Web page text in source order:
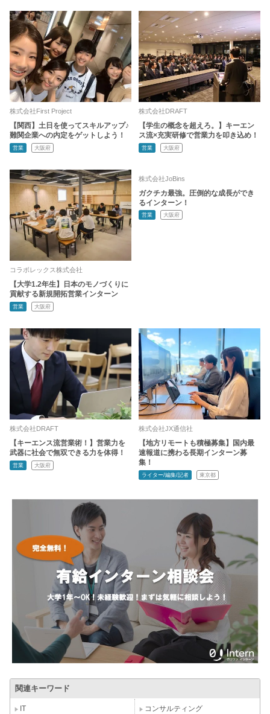
株式会社First Project
【関西】土日を使ってスキルアップ♪
難関企業への内定をゲットしよう！
営業 大阪府
株式会社DRAFT
【学生の概念を超えろ。】キーエン
ス流×充実研修で営業力を叩き込め！
営業 大阪府
コラボレックス株式会社
【大学1.2年生】日本のモノづくりに
貢献する新規開拓営業インターン
営業 大阪府
株式会社JoBins
ガクチカ最強。圧倒的な成長ができ
るインターン！
営業 大阪府
株式会社DRAFT
【キーエンス流営業術！】営業力を
武器に社会で無双できる力を体得！
営業 大阪府
株式会社JX通信社
【地方リモートも積極募集】国内最
速報道に携わる長期インターン募
集！
ライター/編集/記者 東京都
関連キーワード
IT コンサルティング